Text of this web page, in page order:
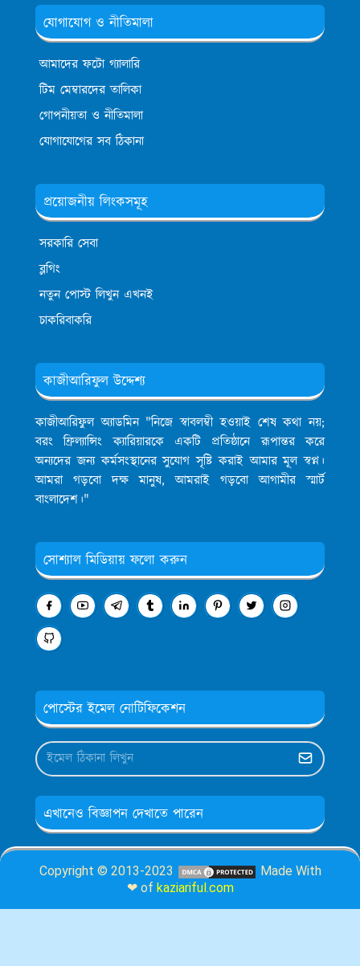
যোগাযোগ ও নীতিমালা
আমাদের ফটো গ্যালারি
টিম মেম্বারদের তালিকা
গোপনীয়তা ও নীতিমালা
যোগাযোগের সব ঠিকানা
প্রয়োজনীয় লিংকসমূহ
সরকারি সেবা
ব্লগিং
নতুন পোস্ট লিখুন এখনই
চাকরিবাকরি
কাজীআরিফুল উদ্দেশ্য
কাজীআরিফুল অ্যাডমিন "নিজে স্বাবলম্বী হওয়াই শেষ কথা নয়;
বরং ফ্রিল্যান্সিং ক্যারিয়ারকে একটি প্রতিষ্ঠানে রূপান্তর করে
অন্যদের জন্য কর্মসংস্থানের সুযোগ সৃষ্টি করাই আমার মূল স্বপ্ন।
আমরা গড়বো দক্ষ মানুষ, আমরাই গড়বো আগামীর স্মার্ট
বাংলাদেশ।"
সোশ্যাল মিডিয়ায় ফলো করুন
পোস্টের ইমেল নোটিফিকেশন
এখানেও বিজ্ঞাপন দেখাতে পারেন
Copyright © 2013-2023
Made With
❤ of kaziariful.com